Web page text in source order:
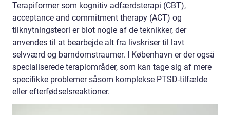
Terapiformer som kognitiv adfærdsterapi (CBT),
acceptance and commitment therapy (ACT) og
tilknytningsteori er blot nogle af de teknikker, der
anvendes til at bearbejde alt fra livskriser til lavt
selvværd og barndomstraumer. I København er der også
specialiserede terapiområder, som kan tage sig af mere
specifikke problemer såsom komplekse PTSD-tilfælde
eller efterfødselsreaktioner.